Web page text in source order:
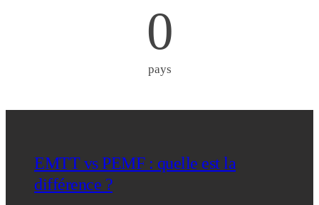
0
pays
EMTT vs PEMF : quelle est la
différence ?